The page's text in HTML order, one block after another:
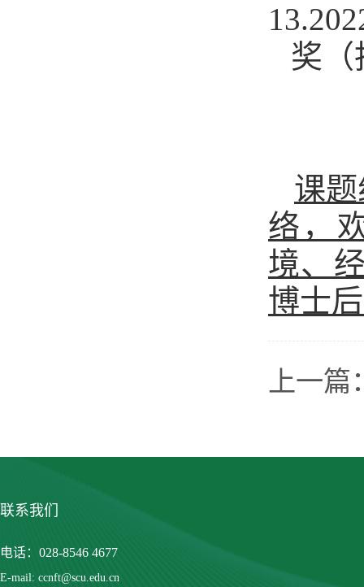
奖（
课
络，
境、
博士
上一篇
联系我们
电话：028-8546 4677
E-mail: ccnft@scu.edu.cn